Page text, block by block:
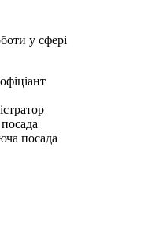
у сфері
посада